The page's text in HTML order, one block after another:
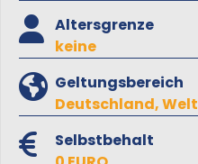
Altersgrenze
keine
Geltungsbereich
Deutschland, Welt
Selbstbehalt